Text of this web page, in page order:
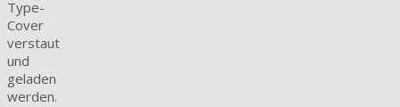
Type-
Cover
verstaut
und
geladen
werden.